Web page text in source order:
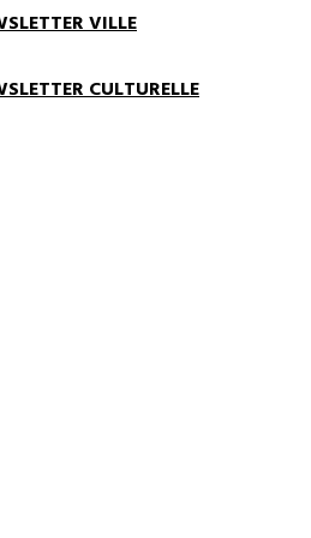
VILLE
CULTURELLE